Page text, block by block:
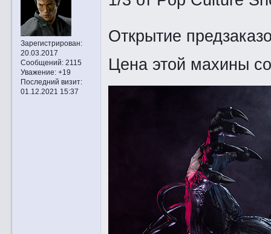
Зарегистрирован:
20.03.2017
Сообщений:2115
Уважение: +19
Последний визит:
01.12.2021 15:37
Открытие
Цена этой махины